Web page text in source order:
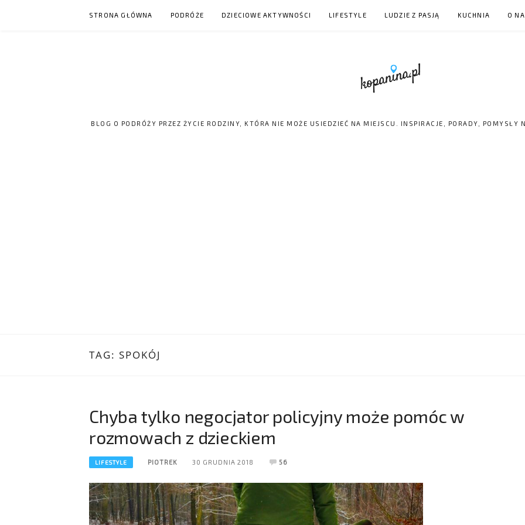
STRONA GŁÓWNA PODRÓŻE DZIECIOWE AKTYWNOŚCI LIFESTYLE LUDZIE Z PASJĄ KUCHNIA O
BLOG O PODRÓŻY PRZEZ ŻYCIE RODZINY, KTÓRA NIE MOŻE USIEDZIEĆ NA MIEJSCU. INSPIRACJE, PORADY,
TAG: SPOKÓJ
Chyba tylko negocjator policyjny może pomóc w
rozmowach z dzieckiem
LIFESTYLE PIOTREK 30 GRUDNIA 2018 56